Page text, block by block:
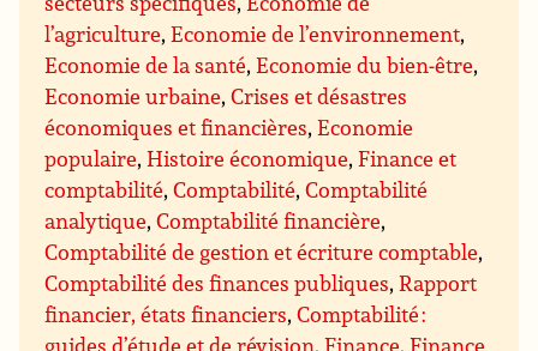
l’agriculture,Economie de l’environnement,
Economie de la santé,Economie du bien-être,
Economie urbaine,Crises et désastres
économiques et financières,Economie
populaire,Histoire économique,Finance et
comptabilité,Comptabilité,Comptabilité
analytique,Comptabilité financière,
Comptabilité de gestion et écriture comptable,
Comptabilité des finances publiques,Rapport
financier, états financiers,Comptabilité :
guides d’étude et de révision,Finance,Finance